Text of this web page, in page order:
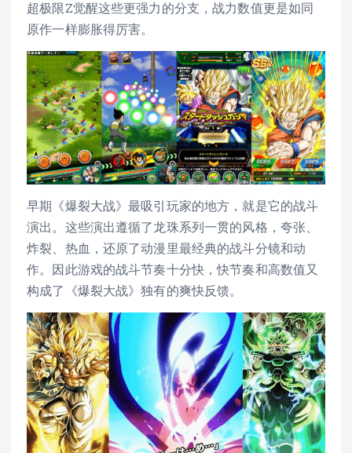
超极限Z觉醒这些更强力的分支，战力数值更是如同
原作一样膨胀得厉害。
早期《爆裂大战》最吸引玩家的地方，就是它的战斗
演出。这些演出遵循了龙珠系列一贯的风格，夸张、
炸裂、热血，还原了动漫里最经典的战斗分镜和动
作。因此游戏的战斗节奏十分快，快节奏和高数值又
构成了《爆裂大战》独有的爽快反馈。